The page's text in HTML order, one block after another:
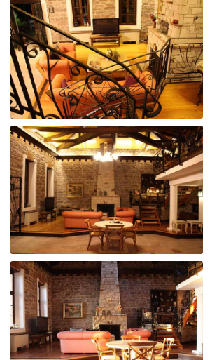
BEYAZ YALI
BEYAZ YALI
BEYAZ YALI
BEYAZ YALI
BEYAZ YALI